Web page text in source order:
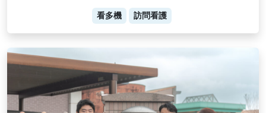
看多機 訪問看護